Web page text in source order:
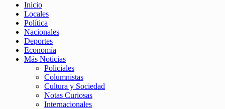
Inicio
Locales
Política
Nacionales
Deportes
Economía
Más Noticias
Policiales
Columnistas
Cultura y Sociedad
Notas Curiosas
Internacionales